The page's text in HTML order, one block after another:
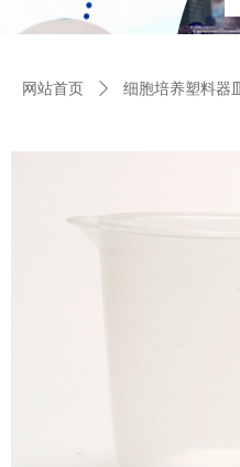
网站首页 ꄲ 细胞培养塑料器皿